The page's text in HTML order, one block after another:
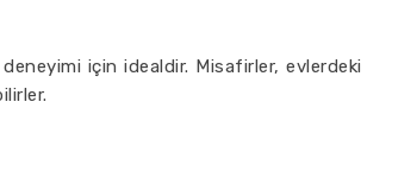
için idealdir. Misafirler, evlerdeki